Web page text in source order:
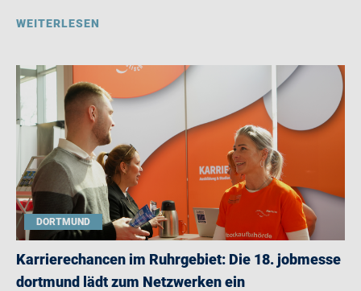
WEITERLESEN
DORTMUND
Karrierechancen im Ruhrgebiet: Die 18. jobmesse
dortmund lädt zum Netzwerken ein